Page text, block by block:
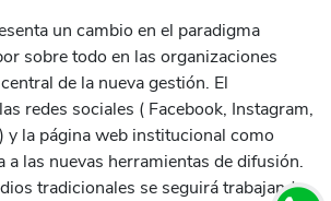
un cambio en el paradigma
sobre todo en las organizaciones
de la nueva gestión. El
redes sociales ( Facebook, Instagram,
y la página web institucional como
a las nuevas herramientas de difusión.
tradicionales se seguirá trabajando